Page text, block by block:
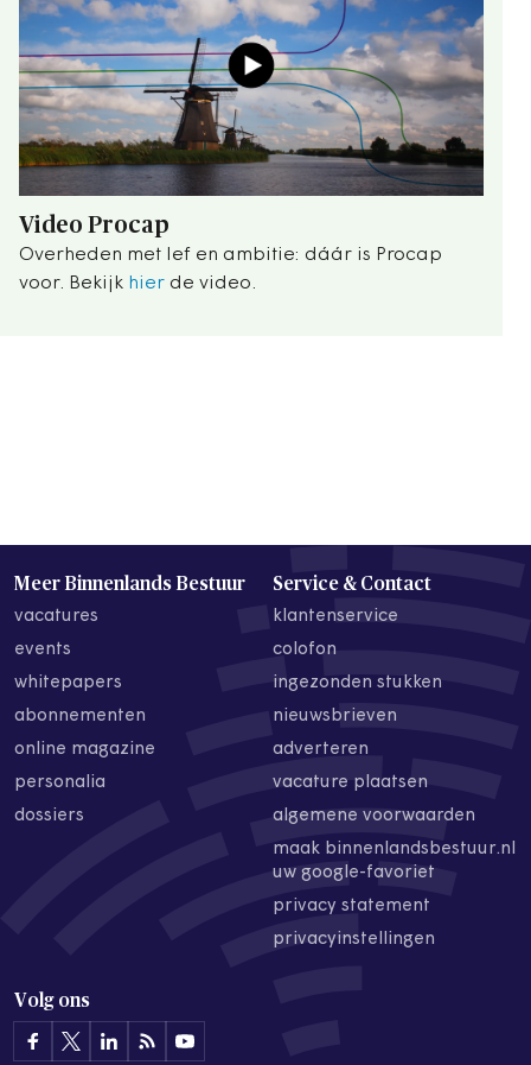
Video Procap
Overheden met lef en ambitie: dáár is Procap
voor. Bekijk hier de video.
Meer Binnenlands Bestuur
vacatures
events
whitepapers
abonnementen
online magazine
personalia
dossiers
Service & Contact
klantenservice
colofon
ingezonden stukken
nieuwsbrieven
adverteren
vacature plaatsen
algemene voorwaarden
maak binnenlandsbestuur.nl
uw google-favoriet
privacy statement
privacyinstellingen
Volg ons